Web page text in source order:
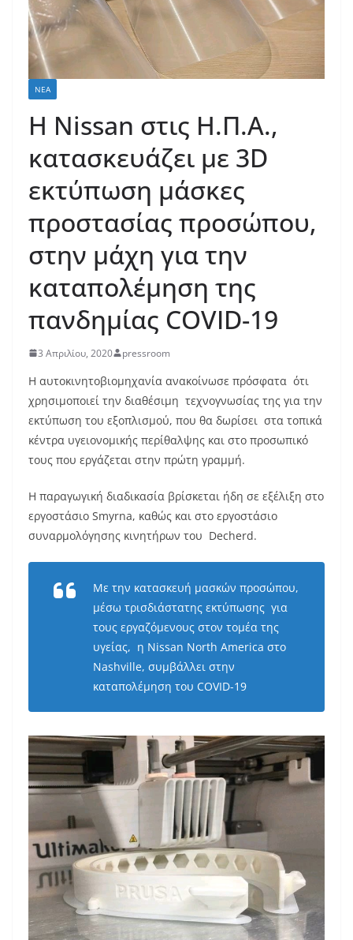
ΝΈΑ
H Nissan στις Η.Π.Α.,
κατασκευάζει με 3D
εκτύπωση μάσκες
προστασίας προσώπου,
στην μάχη για την
καταπολέμηση της
πανδημίας COVID-19
3 Απριλίου, 2020 pressroom
Η αυτοκινητοβιομηχανία ανακοίνωσε πρόσφατα ότι
χρησιμοποιεί την διαθέσιμη τεχνογνωσίας της για την
εκτύπωση του εξοπλισμού, που θα δωρίσει στα τοπικά
κέντρα υγειονομικής περίθαλψης και στο προσωπικό
τους που εργάζεται στην πρώτη γραμμή.
Η παραγωγική διαδικασία βρίσκεται ήδη σε εξέλιξη στο
εργοστάσιο Smyrna, καθώς και στο εργοστάσιο
συναρμολόγησης κινητήρων του Decherd.
Με την κατασκευή μασκών προσώπου,
μέσω τρισδιάστατης εκτύπωσης για
τους εργαζόμενους στον τομέα της
υγείας, η Nissan North America στο
Nashville, συμβάλλει στην
καταπολέμηση του COVID-19